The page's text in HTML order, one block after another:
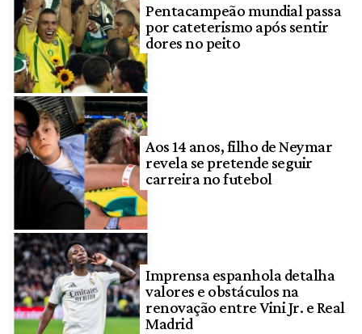
Pentacampeão mundial passa
por cateterismo após sentir
dores no peito
Aos 14 anos, filho de Neymar
revela se pretende seguir
carreira no futebol
Imprensa espanhola detalha
valores e obstáculos na
renovação entre Vini Jr. e Real
Madrid